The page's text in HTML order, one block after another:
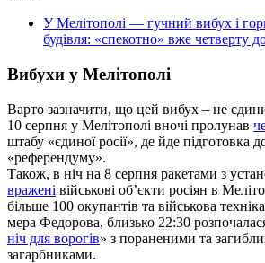
У Мелітополі — гучний вибух і
будівля: «спекотно» вже
Вибухи у Мелітополі
Варто зазначити, що цей вибух – не
10 серпня у Мелітополі вночі пролунав
штабу «єдиної росії», де йде підготовка
«референдуму».
Також, в ніч на 8 серпня ракетами з
вражені військові об’єкти росіян в
більше 100 окупантів та військова
мера Федорова, близько 22:30
ніч для ворогів» з пораненими та
загарбниками.